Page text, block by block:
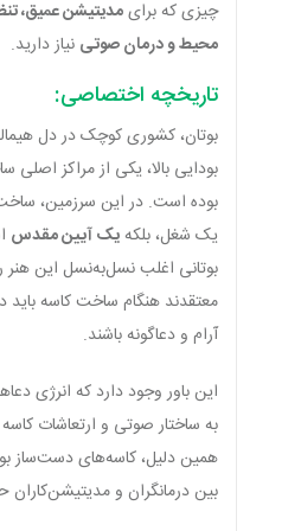
چیزی که برایمدیتیشن عمیق،
محیط و درمان صوتی نیاز دارید.
تاریخچه اختصاصی:
بوتان، کشوری کوچک در دل
بودایی بالا، یکی از مراکز اصلی
بوده است. در این سرزمین،
یک شغل، بلکهیک آیین مقدس
بوتانی اغلب نسل‌به‌نسل این هنر
معتقدند هنگام ساخت کاسه
آرام و دعاگونه باشند.
این باور وجود دارد که انرژی
به ساختار صوتی و ارتعاشات
همین دلیل، کاسه‌های دست‌ساز
بین درمانگران و مدیتیشن‌کاران